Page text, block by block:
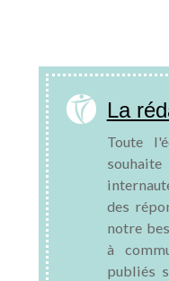
La
Toute
des
notre
à
publiés